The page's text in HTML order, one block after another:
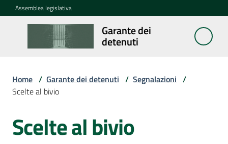
Vai al contenuto
Vai alla navigazione
Vai al footer
Assemblea legislativa
Garante dei
detenuti
Garante
dei
fa
Home / Garante dei detenuti / Segnalazioni /
Scelte al bivio
Salta al contenuto
Scelte al bivio